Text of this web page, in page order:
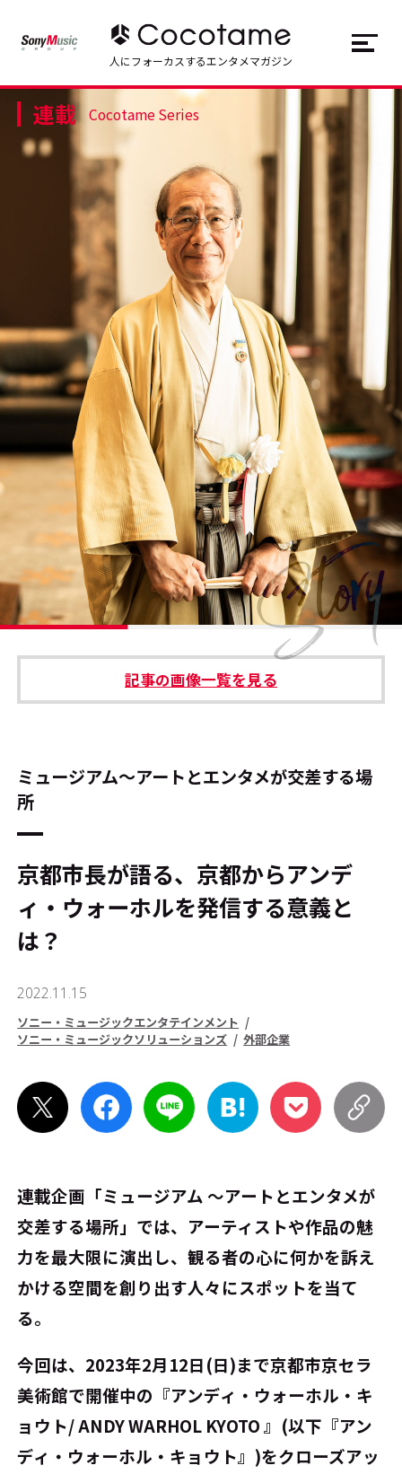
トップ Top
記事一覧 Articles
連載一覧 Series
Cocotameとは About
#エンタメ業界のちょっといい話
#サステナブルな取り組み #スタッフが語る
#リクルート
運営会社 プライバシーポリシー
本サイトご利用にあたって Cookie Settings
JP EN
人にフォーカスするエンタメマガジン
連載 Cocotame Series
記事の画像一覧を見る
ミュージアム～アートとエンタメが交差する場
所
京都市長が語る、京都からアンデ
ィ・ウォーホルを発信する意義と
は？
2022.11.15
ソニー・ミュージックエンタテインメント
ソニー・ミュージックソリューションズ
外部企業
連載企画「ミュージアム ～アートとエンタメが
交差する場所」では、アーティストや作品の魅
力を最大限に演出し、観る者の心に何かを訴え
かける空間を創り出す人々にスポットを当て
る。
今回は、2023年2月12日(日)まで京都市京セラ
美術館で開催中の『アンディ・ウォーホル・キ
ョウト/ ANDY WARHOL KYOTO 』(以下『アン
ディ・ウォーホル・キョウト』)をクローズアッ